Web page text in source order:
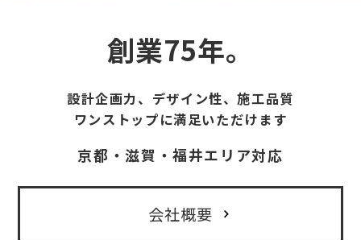
創業75年。
設計企画力、デザイン性、施工品質
ワンストップに満足いただけます
京都・滋賀・福井エリア対応
会社概要